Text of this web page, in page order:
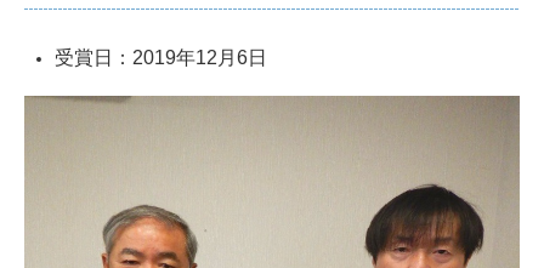
受賞日：2019年12月6日